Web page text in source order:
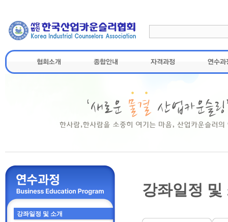
강좌일정 및 소개
강좌일정 및